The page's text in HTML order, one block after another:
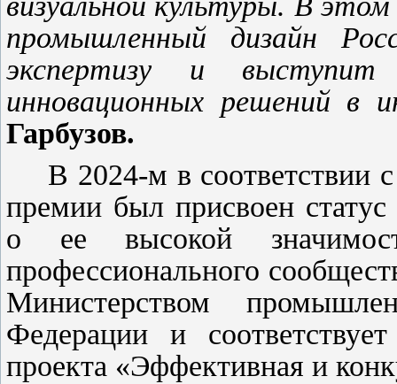
промышленный дизайн
экспертизу и
инновационных решений в
Гарбузов.
В 2024-м в соответствии
премии был присвоен статус
о ее высокой
профессионального
Министерством
Федерации и
проекта «Эффективная и